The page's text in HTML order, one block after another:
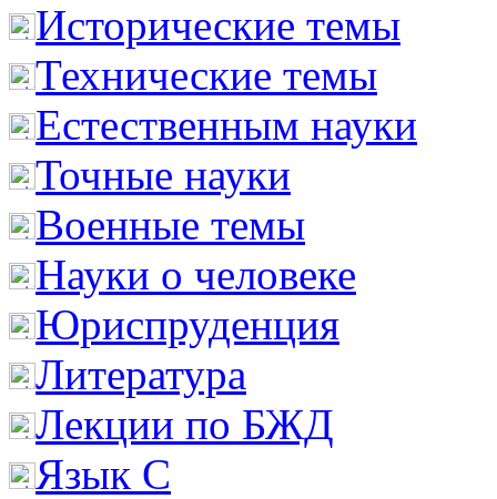
Исторические темы
Технические темы
Естественным науки
Точные науки
Военные темы
Науки о человеке
Юриспруденция
Литература
Лекции по БЖД
Язык С